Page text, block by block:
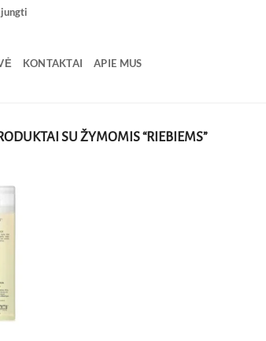
KONTAKTAI APIE MUS
SU ŽYMOMIS “RIEBIEMS”